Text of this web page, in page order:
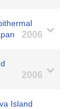
2006
2006
Island